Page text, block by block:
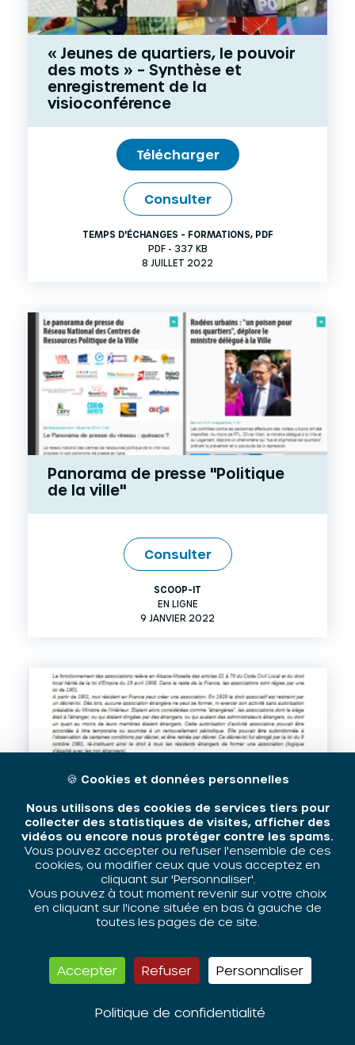
« Jeunes de quartiers, le pouvoir
des mots » – Synthèse et
enregistrement de la
visioconférence
Télécharger
Consulter
TEMPS D'ÉCHANGES - FORMATIONS, PDF
PDF - 337 KB
8 JUILLET 2022
Panorama de presse "Politique
de la ville"
Consulter
SCOOP-IT
EN LIGNE
9 JANVIER 2022
1981 – 2021, 40 ans après «
Liberté associative, bilan et
perspective »
Télécharger
Consulter
PDF - 375 KB
🍪 Cookies et données personnelles
Nous utilisons des cookies de services tiers pour
collecter des statistiques de visites, afficher des
vidéos ou encore nous protéger contre les spams.
Vous pouvez accepter ou refuser l'ensemble de ces
cookies, ou modifier ceux que vous acceptez en
cliquant sur 'Personnaliser'.
Vous pouvez à tout moment revenir sur votre choix
en cliquant sur l'icone située en bas à gauche de
toutes les pages de ce site.
Accepter Refuser Personnaliser
Politique de confidentialité